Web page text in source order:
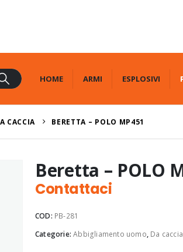
HOME ARMI ESPLOSIVI
CACCIA BERETTA – POLO MP451
Beretta – POLO
Contattaci
COD: PB-281
Categorie:Abbigliamento uomo, Da caccia